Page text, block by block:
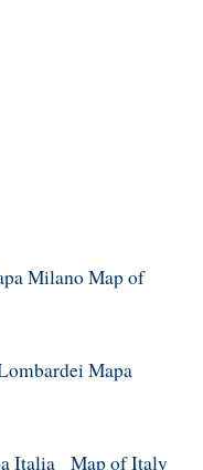
MilanoMap of
Mapa
Italia Map of Italy